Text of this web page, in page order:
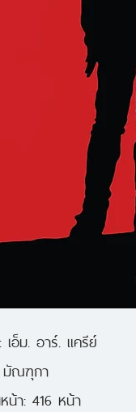
เอ็ม. อาร์. แครีย์
มัณฑุกา
น้า: 416 หน้า